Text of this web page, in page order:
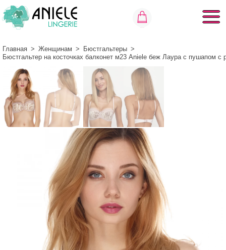
Главная > Женщинам > Бюстгальтеры >
Бюстгальтер на косточках балконет м23 Aniele беж Лаура с пушапом с